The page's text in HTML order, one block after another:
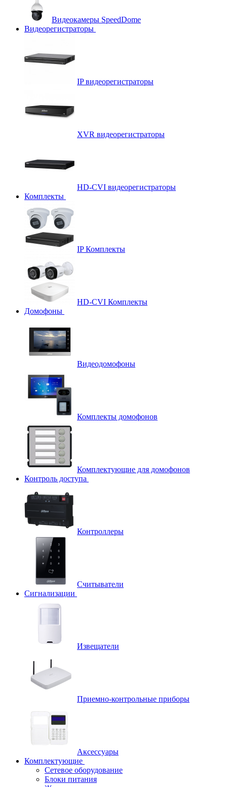
Видеокамеры SpeedDome
Видеорегистраторы
IP видеорегистраторы
XVR видеорегистраторы
HD-CVI видеорегистраторы
Комплекты
IP Комплекты
HD-CVI Комплекты
Домофоны
Видеодомофоны
Комплекты домофонов
Комплектующие для домофонов
Контроль доступа
Контроллеры
Считыватели
Сигнализации
Извещатели
Приемно-контрольные приборы
Аксессуары
Комплектующие
Сетевое оборудование
Блоки питания